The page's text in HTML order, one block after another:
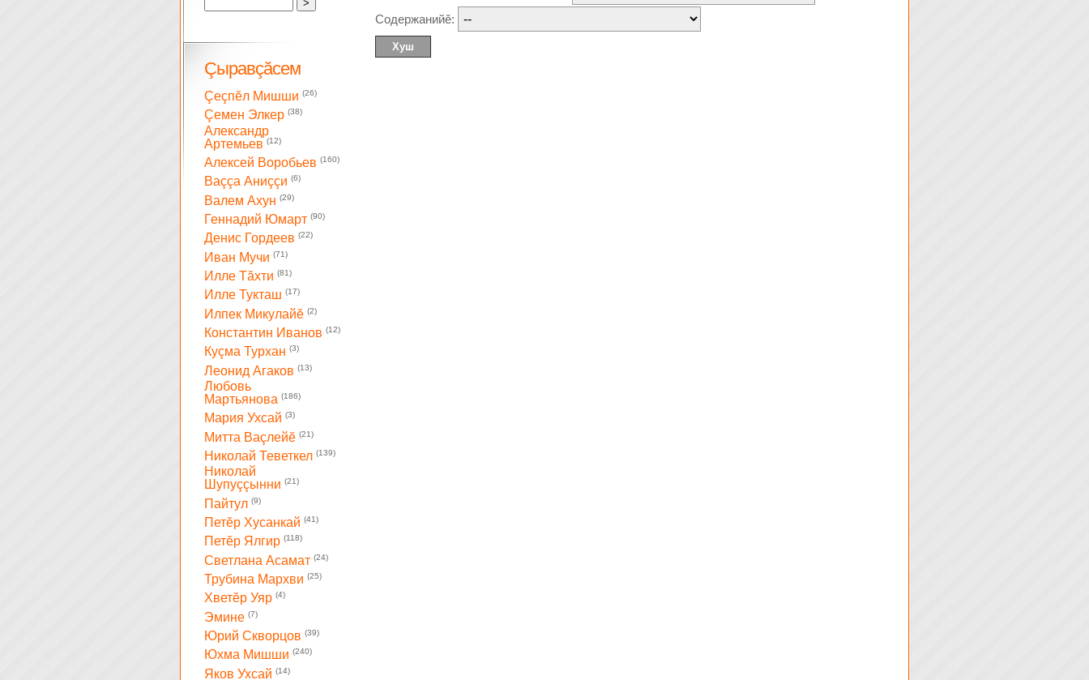
Содержанийĕ:
Çыравçăсем
Çеçпĕл Мишши (26)
Çемен Элкер (38)
Александр
Артемьев (12)
Алексей Воробьев (160)
Ваççа Аниççи (6)
Валем Ахун (29)
Геннадий Юмарт (90)
Денис Гордеев (22)
Иван Мучи (71)
Илле Тăхти (81)
Илле Тукташ (17)
Илпек Микулайĕ (2)
Константин Иванов (12)
Куçма Турхан (3)
Леонид Агаков (13)
Любовь
Мартьянова (186)
Мария Ухсай (3)
Митта Ваçлейĕ (21)
Николай Теветкел (139)
Николай
Шупуççынни (21)
Пайтул (9)
Петĕр Хусанкай (41)
Петĕр Ялгир (118)
Светлана Асамат (24)
Трубина Мархви (25)
Хветĕр Уяр (4)
Эмине (7)
Юрий Скворцов (39)
Юхма Мишши (240)
Яков Ухсай (14)